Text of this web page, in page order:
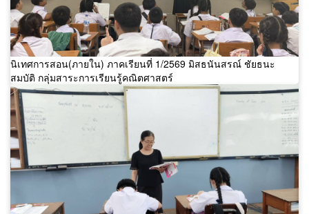
นิเทศการสอน(ภายใน) ภาคเรียนที่ 1/2569 มิสธนันสรณ์ ชัยธนะ
สมบัติ กลุ่มสาระการเรียนรู้คณิตศาสตร์